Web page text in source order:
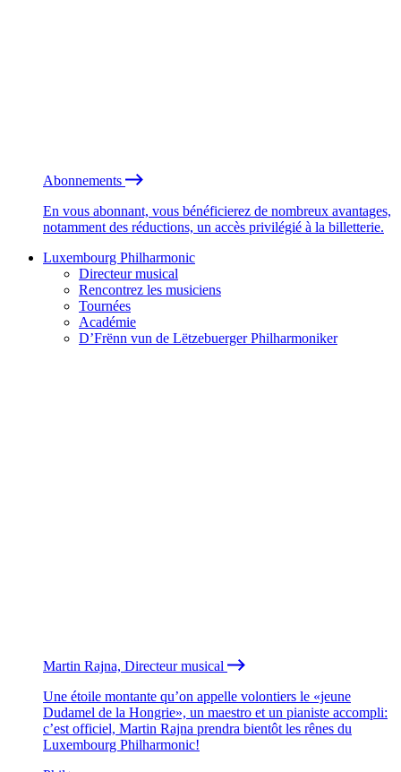
Abonnements
En vous abonnant, vous bénéficierez de nombreux avantages,
notamment des réductions, un accès privilégié à la billetterie.
Luxembourg Philharmonic
Directeur musical
Rencontrez les musiciens
Tournées
Académie
D’Frënn vun de Lëtzebuerger Philharmoniker
Martin Rajna, Directeur musical
Une étoile montante qu’on appelle volontiers le «jeune
Dudamel de la Hongrie», un maestro et un pianiste accompli:
c’est officiel, Martin Rajna prendra bientôt les rênes du
Luxembourg Philharmonic!